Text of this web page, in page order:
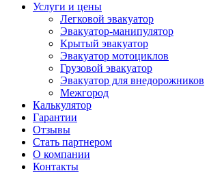
Услуги и цены
Легковой эвакуатор
Эвакуатор-манипулятор
Крытый эвакуатор
Эвакуатор мотоциклов
Грузовой эвакуатор
Эвакуатор для внедорожников
Межгород
Калькулятор
Гарантии
Отзывы
Стать партнером
О компании
Контакты